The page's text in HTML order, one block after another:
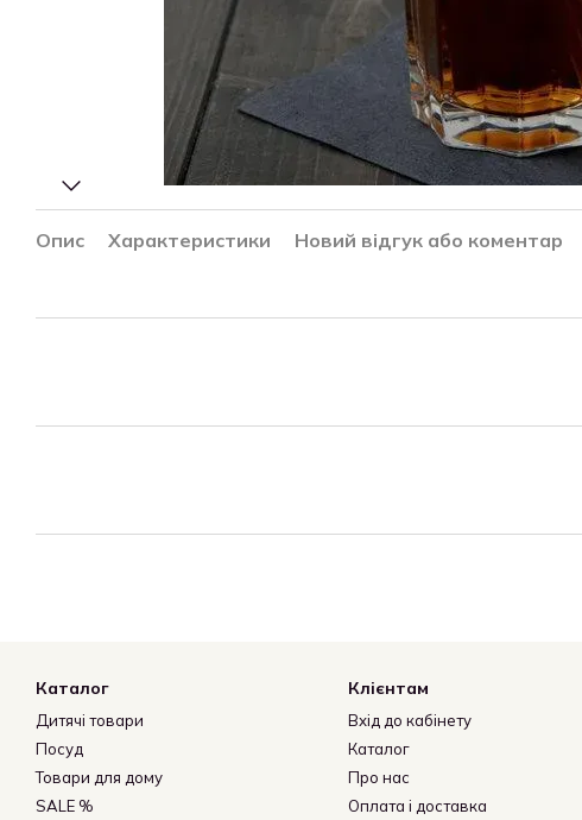
Опис Характеристики Новий відгук або коментар
Каталог
Дитячі товари
Посуд
Товари для дому
SALE %
Клієнтам
Вхід до кабінету
Каталог
Про нас
Оплата і доставка